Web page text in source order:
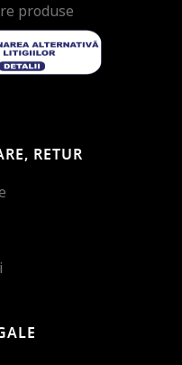
produse
RETUR